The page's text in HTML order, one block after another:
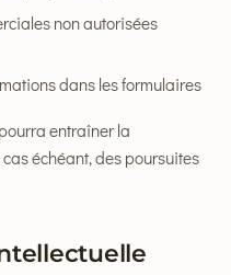
non autorisées
dans les formulaires
entraîner la
échéant, des poursuites